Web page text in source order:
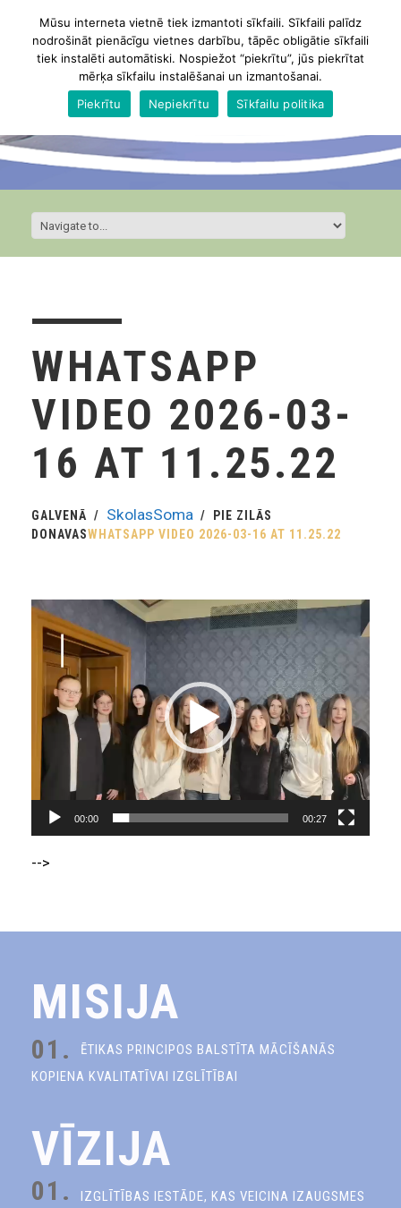
WHATSAPP
VIDEO 2026-03-
16 AT 11.25.22
GALVENĀ SkolasSoma
PIE ZILĀS
DONAVASWHATSAPP VIDEO 2026-03-16 AT 11.25.22
Video
Player
00:00 00:27
-->
MISIJA
01.
ĒTIKAS PRINCIPOS BALSTĪTA MĀCĪŠANĀS
KOPIENA KVALITATĪVAI IZGLĪTĪBAI
VĪZIJA
01.
IZGLĪTĪBAS IESTĀDE, KAS VEICINA IZAUGSMES
Mūsu interneta vietnē tiek izmantoti sīkfaili. Sīkfaili palīdz
nodrošināt pienācīgu vietnes darbību, tāpēc obligātie sīkfaili
tiek instalēti automātiski. Nospiežot “piekrītu”, jūs piekrītat
mērķa sīkfailu instalēšanai un izmantošanai.
Piekrītu
Nepiekrītu Sīkfailu politika